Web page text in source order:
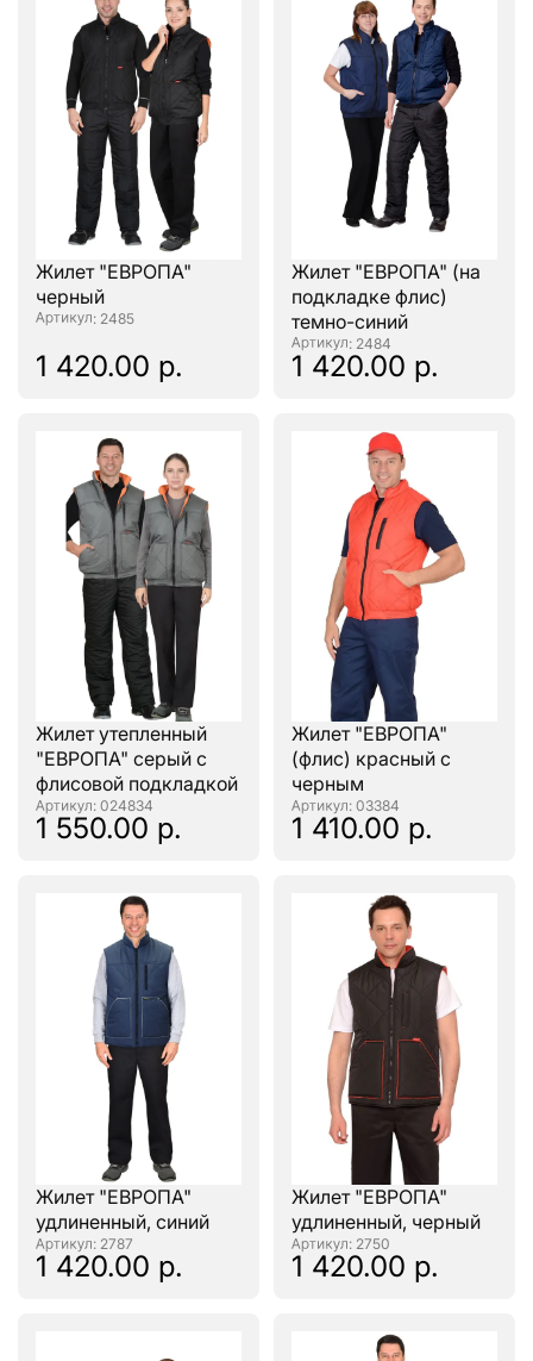
Жилет "ЕВРОПА"
черный
: 2485
1 420.00 р.
Жилет "ЕВРОПА" (на
подкладке флис)
темно-синий
: 2484
1 420.00 р.
Жилет утепленный
"ЕВРОПА" серый с
флисовой подкладкой
: 024834
1 550.00 р.
Жилет "ЕВРОПА"
(флис) красный с
черным
: 03384
1 410.00 р.
Жилет "ЕВРОПА"
удлиненный, синий
: 2787
1 420.00 р.
Жилет "ЕВРОПА"
удлиненный, черный
: 2750
1 420.00 р.